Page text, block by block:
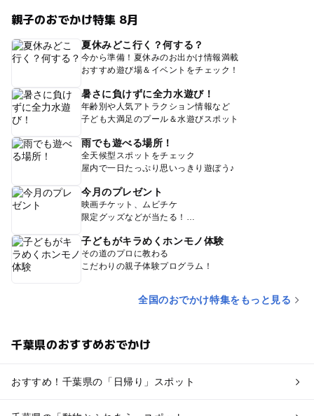
親子のおでかけ特集 8月
夏休みどこ行く？何する？
今から準備！夏休みのお出かけ情報満載
おすすめ遊び場＆イベントをチェック！
暑さに負けずに全力水遊び！
年齢別や人気アトラクション情報など
子ども大満足のプール＆水遊びスポット
雨でも遊べる場所！
全天候型スポットをチェック
屋内で一日たっぷり思いっきり遊ぼう♪
今月のプレゼント
映画チケット、ムビチケ
限定グッズなどが当たる！
子どもがキラめくホンモノ体験
その道のプロに教わる
こだわりの親子体験プログラム！
全国のおでかけ特集をもっと見る
千葉県のおすすめおでかけ
おすすめ！千葉県の「日帰り」スポット